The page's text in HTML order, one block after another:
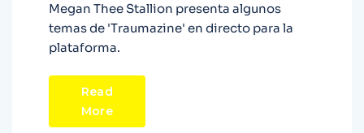
Megan Thee Stallion presenta algunos
temas de 'Traumazine' en directo para la
plataforma.
Read
More